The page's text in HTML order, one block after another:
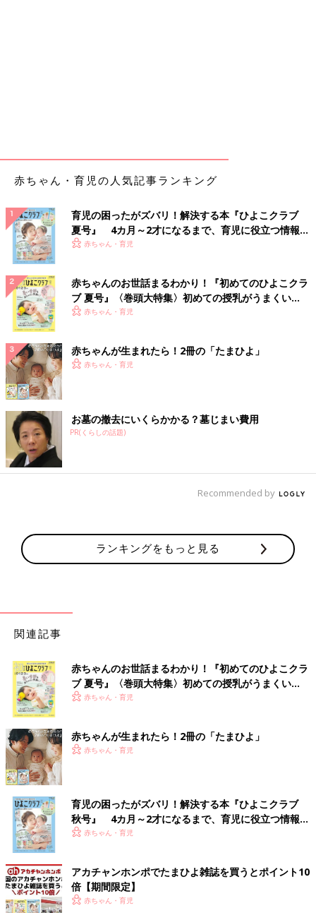
赤ちゃん・育児の人気記事ランキング
育児の困ったがズバリ！解決する本『ひよこクラブ
夏号』 4カ月～2才になるまで、育児に役立つ情報が
いっぱい！
赤ちゃん・育児
赤ちゃんのお世話まるわかり！『初めてのひよこクラ
ブ 夏号』〈巻頭大特集〉初めての授乳がうまくい
く！ おっぱい・ミルクの基本と夏のトラブル 解決テ
赤ちゃん・育児
赤ちゃんが生まれたら！2冊の「たまひよ」
赤ちゃん・育児
お墓の撤去にいくらかかる？墓じまい費用
PR(くらしの話題)
Recommended by
ランキングをもっと見る
関連記事
赤ちゃんのお世話まるわかり！『初めてのひよこクラ
ブ 夏号』〈巻頭大特集〉初めての授乳がうまくい
く！ おっぱい・ミルクの基本と夏のトラブル 解決テ
赤ちゃん・育児
赤ちゃんが生まれたら！2冊の「たまひよ」
赤ちゃん・育児
育児の困ったがズバリ！解決する本『ひよこクラブ
秋号』 4カ月～2才になるまで、育児に役立つ情報が
いっぱい！
赤ちゃん・育児
アカチャンホンポでたまひよ雑誌を買うとポイント10
倍【期間限定】
赤ちゃん・育児